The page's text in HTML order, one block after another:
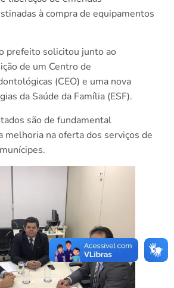
à compra de equipamentos
prefeito solicitou junto ao
de um Centro de
(CEO) e uma nova
da Saúde da Família (ESF).
são de fundamental
melhoria na oferta dos serviços de